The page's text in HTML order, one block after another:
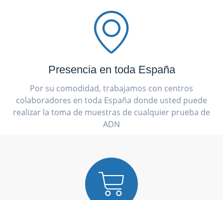
Presencia en toda España
Por su comodidad, trabajamos con centros
colaboradores en toda España donde usted puede
realizar la toma de muestras de cualquier prueba de
ADN